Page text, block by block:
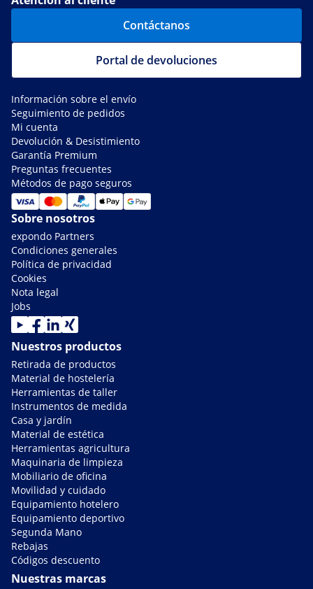
Contáctanos
Portal de devoluciones
Información sobre el envío
Seguimiento de pedidos
Mi cuenta
Devolución & Desistimiento
Garantía Premium
Preguntas frecuentes
Métodos de pago seguros
Sobre nosotros
expondo Partners
Condiciones generales
Política de privacidad
Cookies
Nota legal
Jobs
Nuestros productos
Retirada de productos
Material de hostelería
Herramientas de taller
Instrumentos de medida
Casa y jardín
Material de estética
Herramientas agricultura
Maquinaria de limpieza
Mobiliario de oficina
Movilidad y cuidado
Equipamiento hotelero
Equipamiento deportivo
Segunda Mano
Rebajas
Códigos descuento
Nuestras marcas